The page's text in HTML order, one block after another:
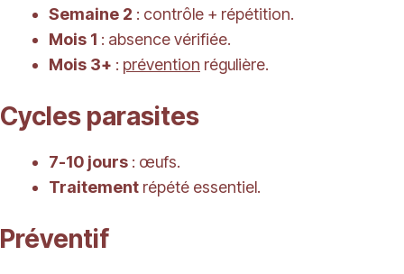
Semaine 2 : contrôle + répétition.
Mois 1 : absence vérifiée.
Mois 3+ : prévention régulière.
Cycles parasites
7-10 jours : œufs.
Traitement répété essentiel.
Préventif